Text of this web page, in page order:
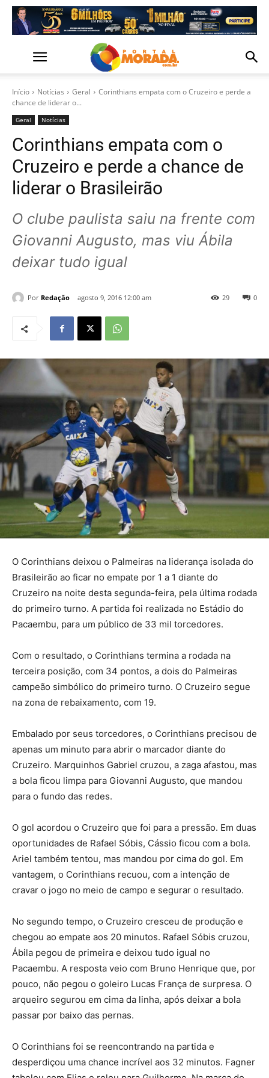
Início Notícias Geral
Corinthians empata com o Cruzeiro e perde a
chance de liderar o...
Geral Notícias
Corinthians empata com o
Cruzeiro e perde a chance de
liderar o Brasileirão
O clube paulista saiu na frente com
Giovanni Augusto, mas viu Ábila
deixar tudo igual
Por Redação agosto 9, 2016 12:00 am 0
29
O Corinthians deixou o Palmeiras na liderança isolada do
Brasileirão ao ficar no empate por 1 a 1 diante do
Cruzeiro na noite desta segunda-feira, pela última rodada
do primeiro turno. A partida foi realizada no Estádio do
Pacaembu, para um público de 33 mil torcedores.
Com o resultado, o Corinthians termina a rodada na
terceira posição, com 34 pontos, a dois do Palmeiras
campeão simbólico do primeiro turno. O Cruzeiro segue
na zona de rebaixamento, com 19.
Embalado por seus torcedores, o Corinthians precisou de
apenas um minuto para abrir o marcador diante do
Cruzeiro. Marquinhos Gabriel cruzou, a zaga afastou, mas
a bola ficou limpa para Giovanni Augusto, que mandou
para o fundo das redes.
O gol acordou o Cruzeiro que foi para a pressão. Em duas
oportunidades de Rafael Sóbis, Cássio ficou com a bola.
Ariel também tentou, mas mandou por cima do gol. Em
vantagem, o Corinthians recuou, com a intenção de
cravar o jogo no meio de campo e segurar o resultado.
No segundo tempo, o Cruzeiro cresceu de produção e
chegou ao empate aos 20 minutos. Rafael Sóbis cruzou,
Ábila pegou de primeira e deixou tudo igual no
Pacaembu. A resposta veio com Bruno Henrique que, por
pouco, não pegou o goleiro Lucas França de surpresa. O
arqueiro segurou em cima da linha, após deixar a bola
passar por baixo das pernas.
O Corinthians foi se reencontrando na partida e
desperdiçou uma chance incrível aos 32 minutos. Fagner